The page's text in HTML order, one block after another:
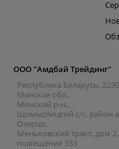
ООО "Амдбай Трейдинг"
Республика Беларусь,
Минская обл.,
Минский р-н.,
Щомыслицкий с/с, район
Озерцо,
Меньковский тракт, дом 2,
помещение 533